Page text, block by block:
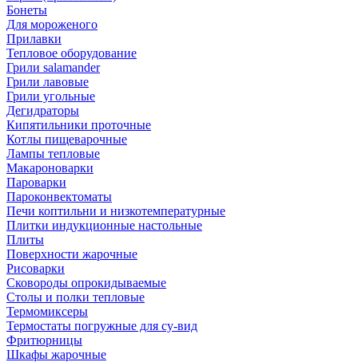
Бонеты
Для мороженого
Прилавки
Тепловое оборудование
Грили salamander
Грили лавовые
Грили угольные
Дегидраторы
Кипятильники проточные
Котлы пищеварочные
Лампы тепловые
Макароноварки
Пароварки
Пароконвектоматы
Печи коптильни и низкотемпературные
Плитки индукционные настольные
Плиты
Поверхности жарочные
Рисоварки
Сковороды опрокидываемые
Столы и полки тепловые
Термомиксеры
Термостаты погружные для су-вид
Фритюрницы
Шкафы жарочные